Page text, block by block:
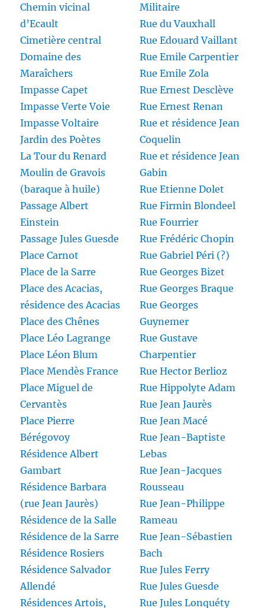
Chemin vicinal
d’Ecault
Cimetière central
Domaine des
Maraîchers
Impasse Capet
Impasse Verte Voie
Impasse Voltaire
Jardin des Poètes
La Tour du Renard
Moulin de Gravois
(baraque à huile)
Passage Albert
Einstein
Passage Jules Guesde
Place Carnot
Place de la Sarre
Place des Acacias,
résidence des Acacias
Place des Chênes
Place Léo Lagrange
Place Léon Blum
Place Mendès France
Place Miguel de
Cervantès
Place Pierre
Bérégovoy
Résidence Albert
Gambart
Résidence Barbara
(rue Jean Jaurès)
Résidence de la Salle
Résidence de la Sarre
Résidence Rosiers
Résidence Salvador
Allendé
Résidences Artois,
Militaire
Rue du Vauxhall
Rue Edouard Vaillant
Rue Emile Carpentier
Rue Emile Zola
Rue Ernest Desclève
Rue Ernest Renan
Rue et résidence Jean
Coquelin
Rue et résidence Jean
Gabin
Rue Etienne Dolet
Rue Firmin Blondeel
Rue Fourrier
Rue Frédéric Chopin
Rue Gabriel Péri (?)
Rue Georges Bizet
Rue Georges Braque
Rue Georges
Guynemer
Rue Gustave
Charpentier
Rue Hector Berlioz
Rue Hippolyte Adam
Rue Jean Jaurès
Rue Jean Macé
Rue Jean-Baptiste
Lebas
Rue Jean-Jacques
Rousseau
Rue Jean-Philippe
Rameau
Rue Jean-Sébastien
Bach
Rue Jules Ferry
Rue Jules Guesde
Rue Jules Lonquéty